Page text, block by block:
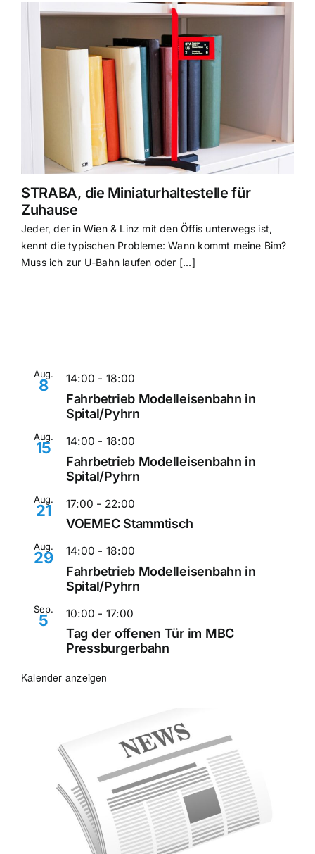
STRABA, die Miniaturhaltestelle für
Zuhause
Jeder, der in Wien & Linz mit den Öffis unterwegs ist,
kennt die typischen Probleme: Wann kommt meine Bim?
Muss ich zur U-Bahn laufen oder [...]
Aug.
8 14:00 - 18:00
Fahrbetrieb Modelleisenbahn in
Spital/Pyhrn
Aug.
15 14:00 - 18:00
Fahrbetrieb Modelleisenbahn in
Spital/Pyhrn
Aug.
21 17:00 - 22:00
VOEMEC Stammtisch
Aug.
29 14:00 - 18:00
Fahrbetrieb Modelleisenbahn in
Spital/Pyhrn
Sep.
5 10:00 - 17:00
Tag der offenen Tür im MBC
Pressburgerbahn
Kalender anzeigen